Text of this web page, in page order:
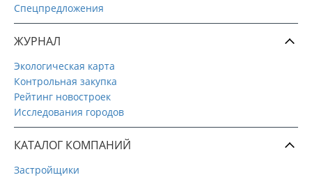
Спецпредложения
ЖУРНАЛ
Экологическая карта
Контрольная закупка
Рейтинг новостроек
Исследования городов
КАТАЛОГ КОМПАНИЙ
Застройщики